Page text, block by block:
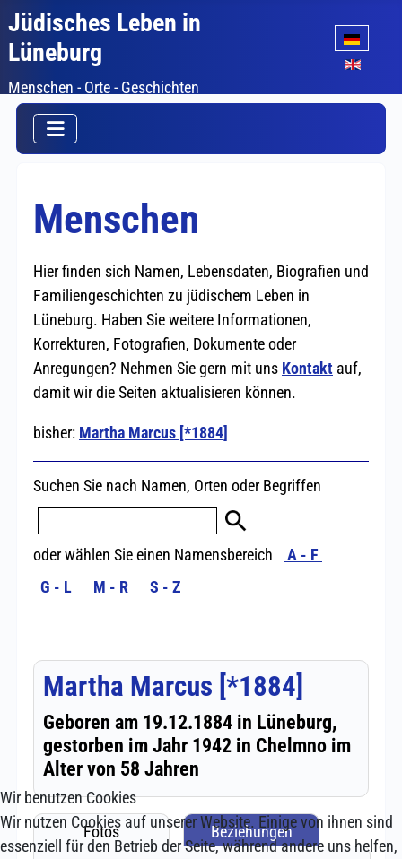
Jüdisches Leben in
Lüneburg
Menschen - Orte - Geschichten
Sprache
Wir benutzen Cookies
Wir nutzen Cookies auf unserer Website. Einige von ihnen sind
essenziell für den Betrieb der Seite, während andere uns helfen,